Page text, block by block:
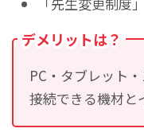
デメリットは？
PC・タブレット
接続できる機材と